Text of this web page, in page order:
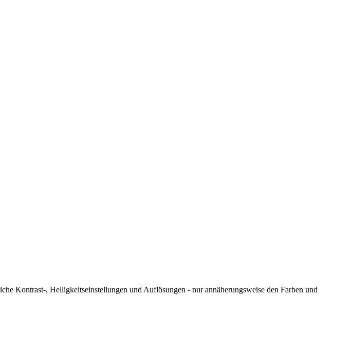
Kontrast-, Helligkeitseinstellungen und Auflösungen - nur annäherungsweise den Farben und